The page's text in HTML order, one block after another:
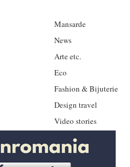
Mansarde
News
Arte etc.
Eco
Fashion & Bijuterie
Design travel
Video stories